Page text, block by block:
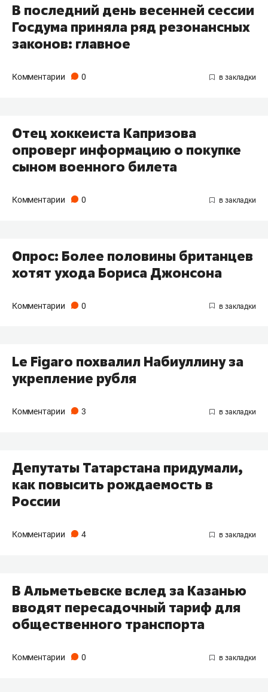
В последний день весенней сессии
Госдума приняла ряд резонансных
законов: главное
Комментарии 0
Отец хоккеиста Капризова
опроверг информацию о покупке
сыном военного билета
Комментарии 0
Опрос: Более половины британцев
хотят ухода Бориса Джонсона
Комментарии 0
Le Figaro похвалил Набиуллину за
укрепление рубля
Комментарии 3
Депутаты Татарстана придумали,
как повысить рождаемость в
России
Комментарии 4
В Альметьевске вслед за Казанью
вводят пересадочный тариф для
общественного транспорта
Комментарии 0